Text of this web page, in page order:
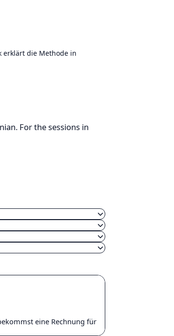
erklärt die Methode in
For the sessions in
eine Rechnung für